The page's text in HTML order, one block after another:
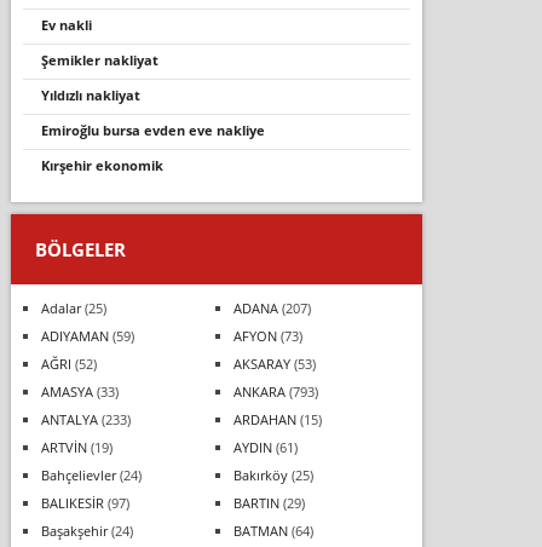
ev nakli
şemikler nakliyat
yıldızlı nakliyat
emiroğlu bursa evden eve nakliye
kırşehir ekonomik
BÖLGELER
Adalar(25) ADANA(207)
ADIYAMAN(59) AFYON(73)
AĞRI (52) AKSARAY(53)
AMASYA(33) ANKARA(793)
ANTALYA(233) ARDAHAN(15)
ARTVİN(19) AYDIN(61)
Bahçelievler(24) Bakırköy(25)
BALIKESİR (97) BARTIN(29)
Başakşehir(24) BATMAN(64)